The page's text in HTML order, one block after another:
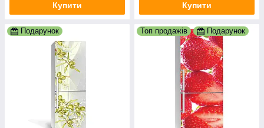
Купити Купити
Подарунок Топ продажів Подарунок